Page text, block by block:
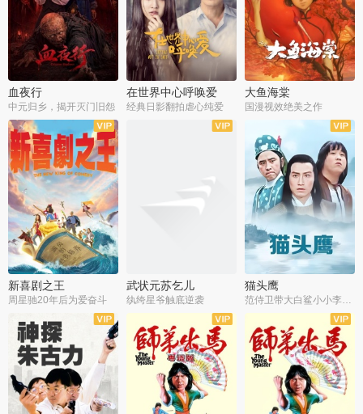
血夜行
中元归乡，揭开灭门旧怨
在世界中心呼唤爱
经典日影翻拍虐心纯爱
大鱼海棠
国漫视效绝美之作
新喜剧之王
周星驰20年后为爱奋斗
武状元苏乞儿
纨绔星爷触底逆袭
猫头鹰